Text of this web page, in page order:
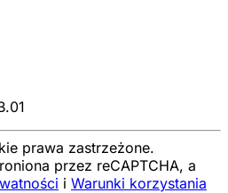
prawa zastrzeżone.
przez reCAPTCHA, a
i Warunki korzystania